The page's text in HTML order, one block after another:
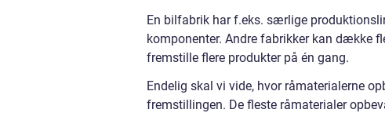
En bilfabrik har f.eks. særlige
komponenter. Andre fabrikker kan dække
fremstille flere produkter på én gang.
Endelig skal vi vide, hvor råmaterialerne
fremstillingen. De fleste råmaterialer